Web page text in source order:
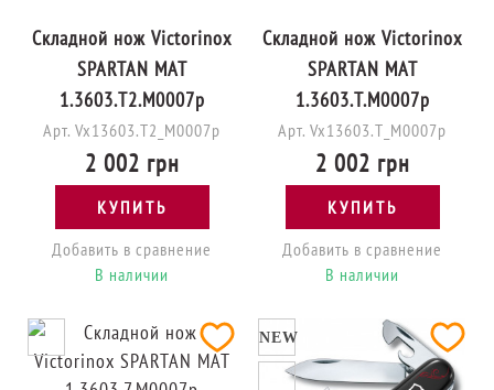
Складной нож Victorinox
SPARTAN MAT
1.3603.T2.M0007p
Арт. Vx13603.T2_M0007p
2 002 грн
КУПИТЬ
Добавить в сравнение
В наличии
Складной нож Victorinox
SPARTAN MAT
1.3603.T.M0007p
Арт. Vx13603.T_M0007p
2 002 грн
КУПИТЬ
Добавить в сравнение
В наличии
NEW